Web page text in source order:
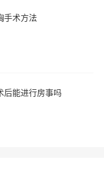
手术方法
后能进行房事吗